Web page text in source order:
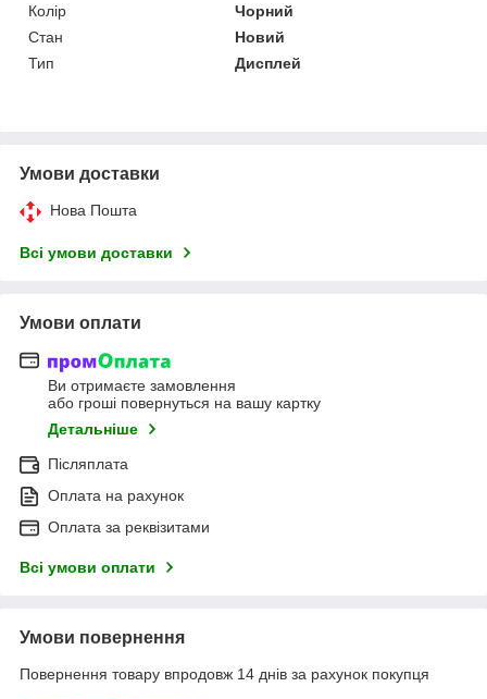
Колір
Чорний
Стан
Новий
Тип
Дисплей
Умови доставки
Нова Пошта
Всі умови доставки
Умови оплати
Ви отримаєте замовлення
або гроші повернуться на вашу картку
Детальніше
Післяплата
Оплата на рахунок
Оплата за реквізитами
Всі умови оплати
Умови повернення
Повернення товару впродовж 14 днів за рахунок покупця